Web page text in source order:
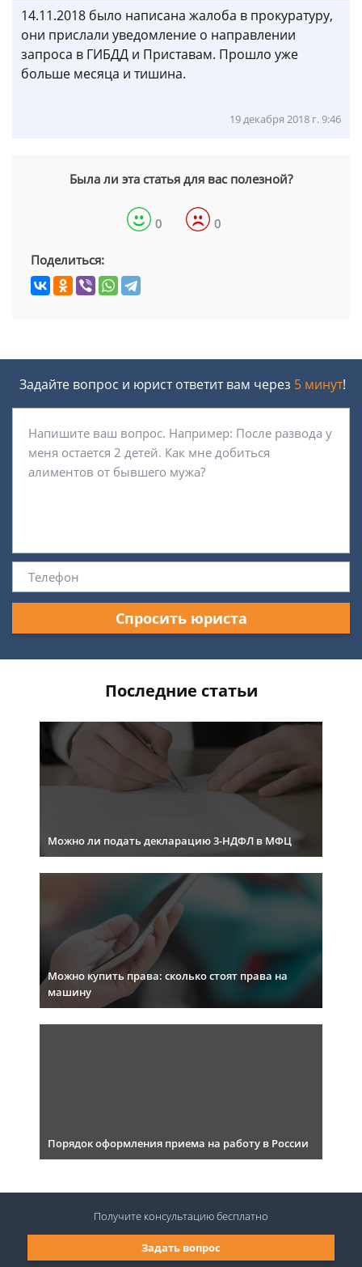
14.11.2018 было написана жалоба в прокуратуру,
они прислали уведомление о направлении
запроса в ГИБДД и Приставам. Прошло уже
больше месяца и тишина.
19 декабря 2018 г. 9:46
Была ли эта статья для вас полезной?
0 0
Поделиться:
Задайте вопрос и юрист ответит вам через 5 минут!
Спросить юриста
Последние статьи
Можно ли подать декларацию 3-НДФЛ в МФЦ
Можно купить права: сколько стоят права на
машину
Порядок оформления приема на работу в России
Задать вопрос
Получите консультациюбесплатно